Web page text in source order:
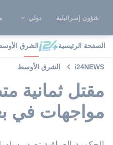
شؤون إسرائيلية دولي
الصفحة الرئيسية الشرق
i24NEWS الشرق الأوسط
مقتل ثمانية
مواجهات في